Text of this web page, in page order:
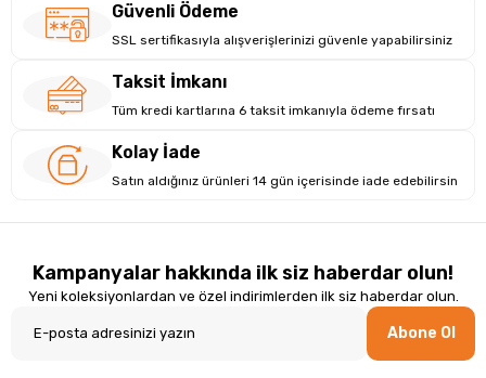
Güvenli Ödeme
SSL sertifikasıyla alışverişlerinizi güvenle yapabilirsiniz
Taksit İmkanı
Tüm kredi kartlarına 6 taksit imkanıyla ödeme fırsatı
Kolay İade
Satın aldığınız ürünleri 14 gün içerisinde iade edebilirsin
Kampanyalar hakkında ilk siz haberdar olun!
Yeni koleksiyonlardan ve özel indirimlerden ilk siz haberdar olun.
Abone Ol